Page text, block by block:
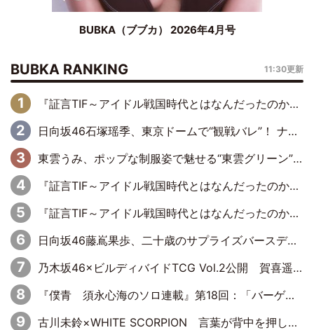
BUBKA（ブブカ） 2026年4月号
BUBKA RANKING 11:30更新
『証言TIF～アイドル戦国時代とはなんだったのか～』第6回：でんぱ組.inc・古川未鈴×相沢梨紗「『ハロプロやりたかったな』って言ったら、夢眠ねむさんに『てめえはでんぱ組．incなんだよ！』って肩パンされて(笑)」
日向坂46石塚瑶季、東京ドームで“観戦バレ”！ ナイツ・塙も認めた「巨人に詳しすぎるアイドル」は元VENUSスクール生で杉内コーチ推し⁉
東雲うみ、ポップな制服姿で魅せる“東雲グリーン”の正体
『証言TIF～アイドル戦国時代とはなんだったのか～』第8回：Negicco・Nao☆×Megu×Kaede「東京からオファーが来たのと、梨の皮剥きとどっちが大事なんだって」
『証言TIF～アイドル戦国時代とはなんだったのか～』第10回：さくら学院・武藤彩未×飯田らうら「正直、中3で辞めるというのを信じてなくて。そう言われてはいたけど、嘘でしょって」
日向坂46藤嶌果歩、二十歳のサプライズバースデーに大喜び「頼られる先輩になれるように努力していきたい」
乃木坂46×ビルディバイドTCG Vol.2公開 賀喜遥香＆田村真佑が『京まふ』ステージに登壇
『僕青 須永心海のソロ連載』第18回：「バーゲンセールハンターみうな inしまむら」編
古川未鈴×WHITE SCORPION 言葉が背中を押した“それぞれの決意”